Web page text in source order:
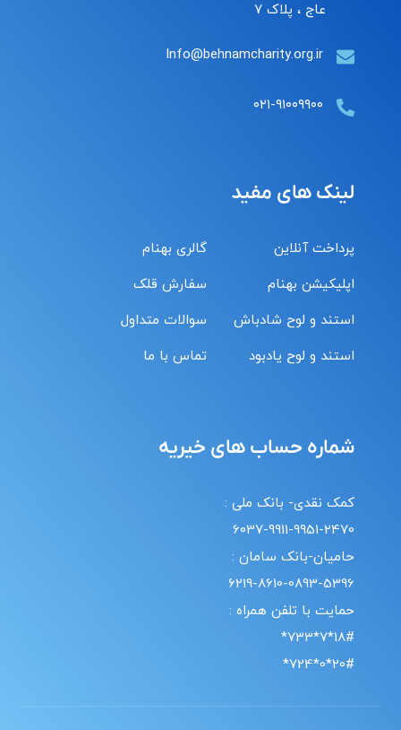
عاج ، پلاک ۷
Info@behnamcharity.org.ir
۰۲۱-۹۱۰۰۹۹۰۰
لینک های مفید
پرداخت آنلاین
اپلیکیشن بهنام
استند و لوح شادباش
استند و لوح یادبود
گالری بهنام
سفارش قلک
سوالات متداول
تماس با ما
شماره حساب های خیریه
کمک نقدی- بانک ملی :
6037-9911-9951-2470
حامیان-بانک سامان :
6219-8610-0893-5396
حمایت با تلفن همراه :
18#*7*733*
20#*0*724*